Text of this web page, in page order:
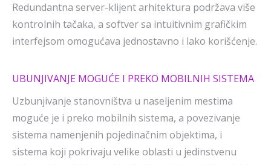
Redundantna server-klijent arhitektura podržava više
kontrolnih tačaka, a softver sa intuitivnim grafičkim
interfejsom omogućava jednostavno i lako korišćenje.
UBUNJIVANJE MOGUĆE I PREKO MOBILNIH SISTEMA
Uzbunjivanje stanovništva u naseljenim mestima
moguće je i preko mobilnih sistema, a povezivanje
sistema namenjenih pojedinačnim objektima, i
sistema koji pokrivaju velike oblasti u jedinstvenu